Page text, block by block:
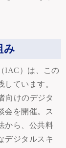
み
IAC）は、この
ています。
向けのデジタ
会を開催。ス
から、公共料
デジタルスキ